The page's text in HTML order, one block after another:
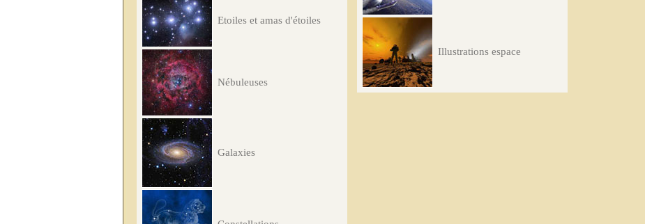
Etoiles et amas d'étoiles
Nébuleuses
Galaxies
Illustrations espace